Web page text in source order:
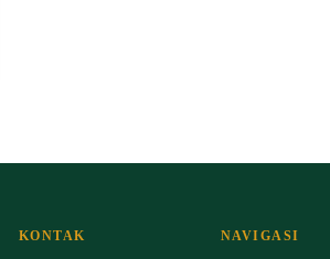
KONTAK NAVIGASI